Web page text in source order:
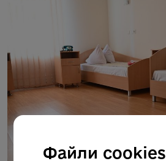
Файли cookies